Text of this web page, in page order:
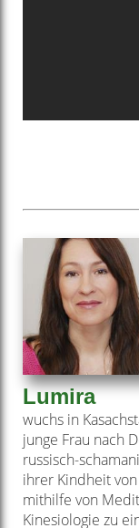
Lumira
wuchs in
junge Frau nach
russisch-
ihrer Kindheit
mithilfe von
Kinesiologie zu